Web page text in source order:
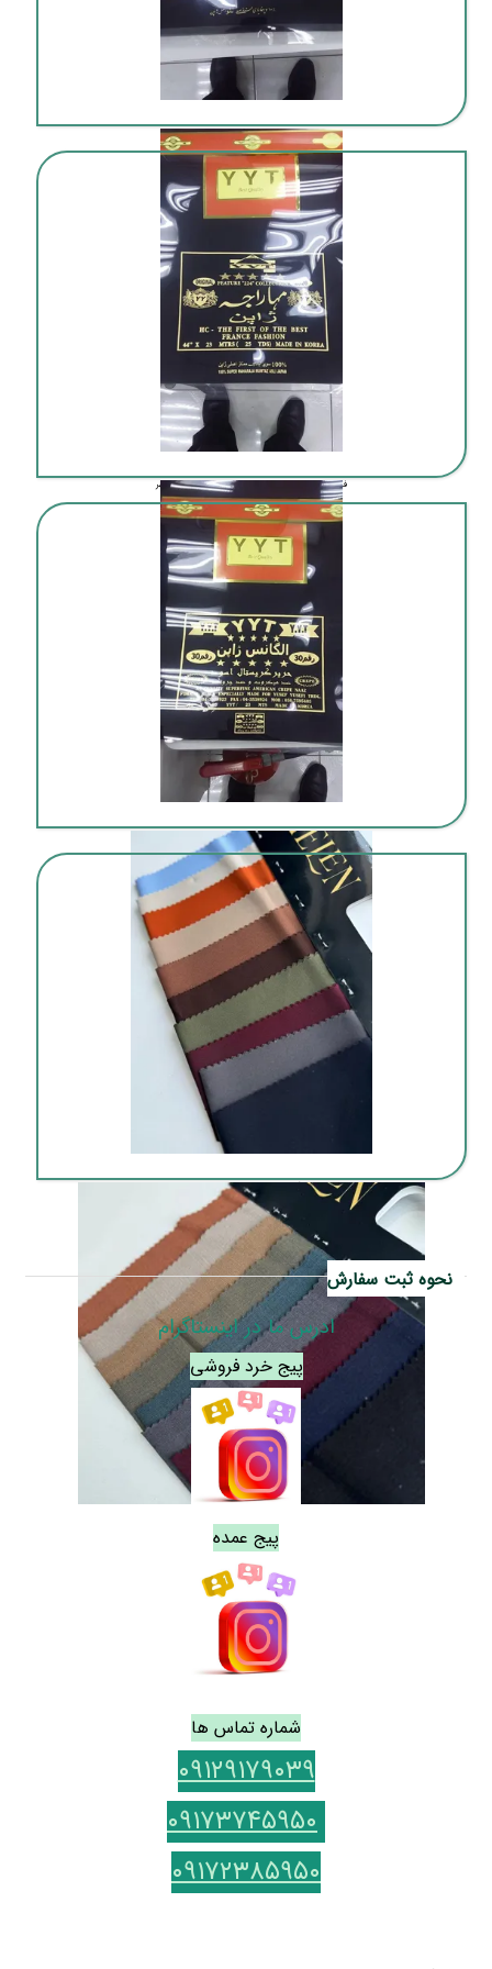
قیمت پارچه خارجی عمده در بوشهر
فروش پارچه خارجی درجه یک به صورت عمده در بوشهر
مرکز خرید پارچه خارجی عمده در بوشهر
فروشگاه عمده پارچه خارجی در بوشهر
نحوه ثبت سفارش
ادرس ما در اینستاگرام
پیج خرد فروشی
پیج عمده
شماره تماس ها
۰۹۱۲۹۱۷۹۰۳۹
۰۹۱۷۳۷۴۵۹۵۰
۰۹۱۷۲۳۸۵۹۵۰